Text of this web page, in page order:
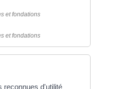
et fondations
et fondations
reconnues d'utilité